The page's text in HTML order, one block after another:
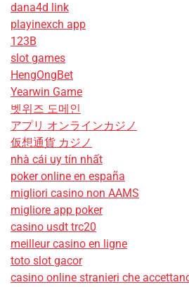
dana4d link
playinexch app
123B
slot games
HengOngBet
Yearwin Game
벳위즈 도메인
アプリ オンラインカジノ
仮想通貨 カジノ
nhà cái uy tín nhất
poker online en españa
migliori casino non AAMS
migliore app poker
casino usdt trc20
meilleur casino en ligne
toto slot gacor
casino online stranieri che